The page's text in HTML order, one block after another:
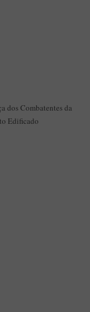
dos Combatentes da
Edificado